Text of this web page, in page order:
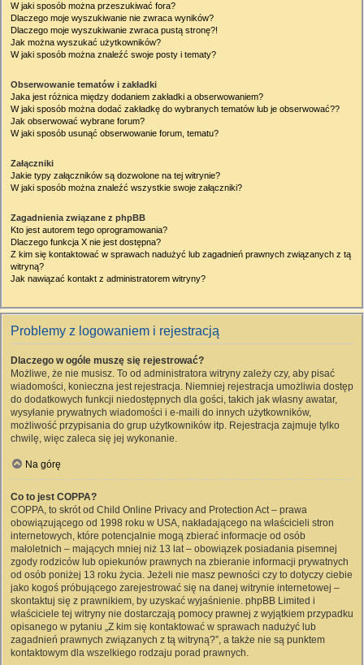
W jaki sposób można przeszukiwać fora?
Dlaczego moje wyszukiwanie nie zwraca wyników?
Dlaczego moje wyszukiwanie zwraca pustą stronę?!
Jak można wyszukać użytkowników?
W jaki sposób można znaleźć swoje posty i tematy?
Obserwowanie tematów i zakładki
Jaka jest różnica między dodaniem zakładki a obserwowaniem?
W jaki sposób można dodać zakładkę do wybranych tematów lub je obserwować??
Jak obserwować wybrane forum?
W jaki sposób usunąć obserwowanie forum, tematu?
Załączniki
Jakie typy załączników są dozwolone na tej witrynie?
W jaki sposób można znaleźć wszystkie swoje załączniki?
Zagadnienia związane z phpBB
Kto jest autorem tego oprogramowania?
Dlaczego funkcja X nie jest dostępna?
Z kim się kontaktować w sprawach nadużyć lub zagadnień prawnych związanych z tą
witryną?
Jak nawiązać kontakt z administratorem witryny?
Problemy z logowaniem i rejestracją
Dlaczego w ogóle muszę się rejestrować?
Możliwe, że nie musisz. To od administratora witryny zależy czy, aby pisać
wiadomości, konieczna jest rejestracja. Niemniej rejestracja umożliwia dostęp
do dodatkowych funkcji niedostępnych dla gości, takich jak własny awatar,
wysyłanie prywatnych wiadomości i e-maili do innych użytkowników,
możliwość przypisania do grup użytkowników itp. Rejestracja zajmuje tylko
chwilę, więc zaleca się jej wykonanie.
Na górę
Co to jest COPPA?
COPPA, to skrót od Child Online Privacy and Protection Act – prawa
obowiązującego od 1998 roku w USA, nakładającego na właścicieli stron
internetowych, które potencjalnie mogą zbierać informacje od osób
małoletnich – mających mniej niż 13 lat – obowiązek posiadania pisemnej
zgody rodziców lub opiekunów prawnych na zbieranie informacji prywatnych
od osób poniżej 13 roku życia. Jeżeli nie masz pewności czy to dotyczy ciebie
jako kogoś próbującego zarejestrować się na danej witrynie internetowej –
skontaktuj się z prawnikiem, by uzyskać wyjaśnienie. phpBB Limited i
właściciele tej witryny nie dostarczają pomocy prawnej z wyjątkiem przypadku
opisanego w pytaniu „Z kim się kontaktować w sprawach nadużyć lub
zagadnień prawnych związanych z tą witryną?”, a także nie są punktem
kontaktowym dla wszelkiego rodzaju porad prawnych.